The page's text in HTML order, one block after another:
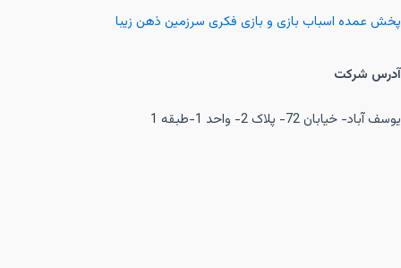
پخش عمده اسباب بازی و بازی فکری سرزمین ذهن زیبا
آدرس شرکت
یوسف آباد- خیابان 72- پلاک 2- واحد 1-طبقه 1